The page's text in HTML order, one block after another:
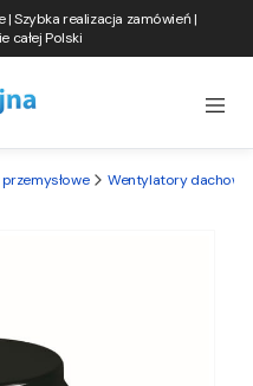
Szybka realizacja zamówień |
całej Polski
Wentylatory dachowe